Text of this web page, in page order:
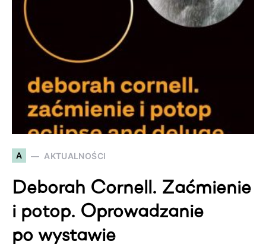
A AKTUALNOŚCI
Deborah Cornell. Zaćmienie
i potop. Oprowadzanie
po wystawie